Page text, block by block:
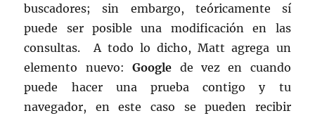
buscadores; sin embargo, teóricamente sí
puede ser posible una modificación en las
consultas. A todo lo dicho, Matt agrega un
elemento nuevo:Google de vez en cuando
puede hacer una prueba contigo y tu
navegador, en este caso se pueden recibir